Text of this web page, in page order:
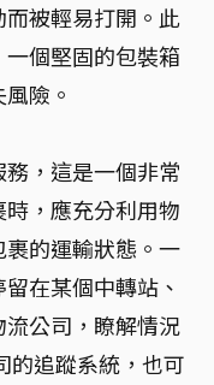
被輕易打開。此
個堅固的包裝箱
險。
，這是一個非常
，應充分利用物
的運輸狀態。一
在某個中轉站、
公司，瞭解情況
的追蹤系統，也可